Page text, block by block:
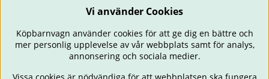
förlossningsgaranti & förlängd ångerrätt.
Vi använder Cookies
Köpbarnvagn använder cookies för att ge dig en bättre och
mer personlig upplevelse av vår webbplats samt för analys,
annonsering och sociala medier.